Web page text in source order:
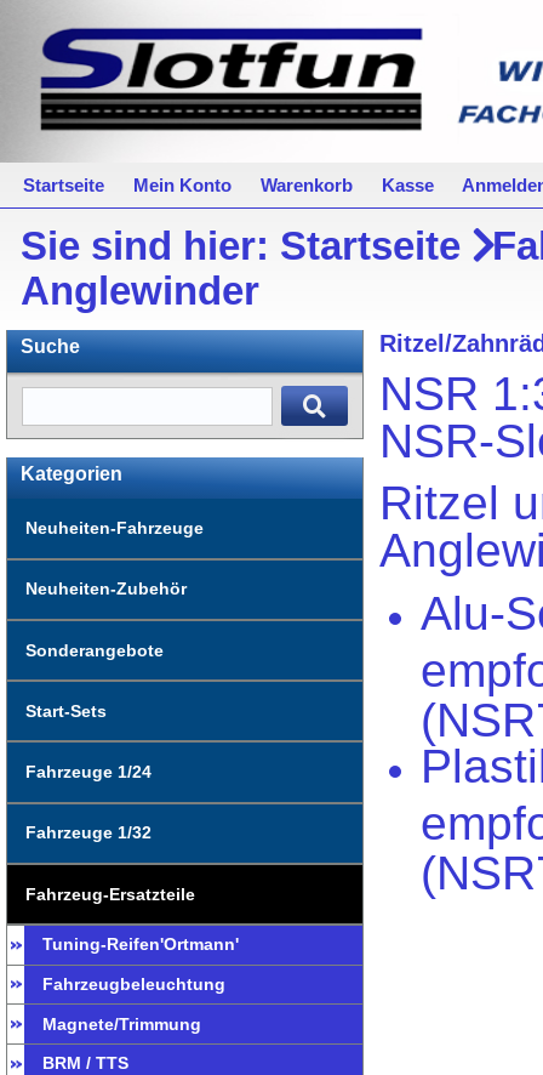
Startseite Mein Konto Warenkorb Kasse
Sie sind hier: Startseite
Anglewinder
Suche
Kategorien
Neuheiten-Fahrzeuge
Neuheiten-Zubehör
Sonderangebote
Start-Sets
Fahrzeuge 1/24
Fahrzeuge 1/32
Fahrzeug-Ersatzteile
Tuning-Reifen'Ortmann'
Fahrzeugbeleuchtung
Magnete/Trimmung
BRM / TTS
Ritzel/
NSR
NSR-
Ritzel
Alu-